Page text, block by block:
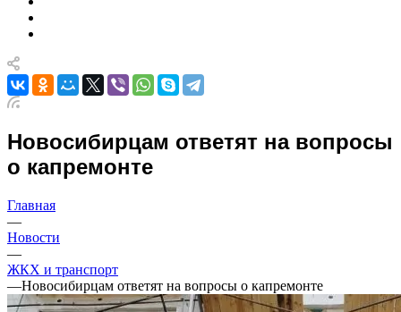
Новосибирцам ответят на вопросы
о капремонте
Главная
—
Новости
—
ЖКХ и транспорт
—Новосибирцам ответят на вопросы о капремонте